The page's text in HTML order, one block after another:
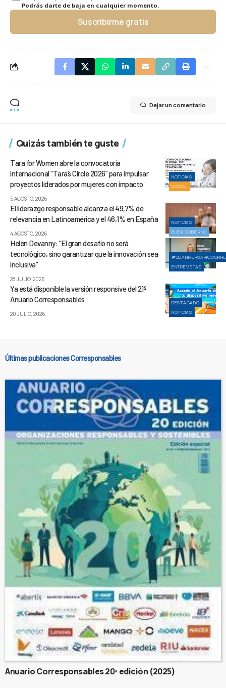
Podrás darte de baja en cualquier momento.
Suscribirme gratis
Dejar un comentario
Quizás también te guste
NOTICIAS
SOCIAL
Tara for Women abre la convocatoria
internacional “Tara’s Circle 2026” para impulsar
proyectos liderados por mujeres con impacto
5 AGOSTO, 2026
NOTICIAS
BUEN GOBIERNO
El liderazgo responsable alcanza el 49,7% de
relevancia en Latinoamérica y el 46,1% en España
4 AGOSTO, 2026
ENTREVISTAS
Helen Devanny: “El gran desafío no será
tecnológico, sino garantizar que la innovación sea
inclusiva”
28 JULIO, 2026
DESTACADO
NOTICIAS
Ya está disponible la versión responsive del 21º
Anuario Corresponsables
20 JULIO, 2026
Últimas publicaciones Corresponsables
Anuario Corresponsables 20ª edición (2025)